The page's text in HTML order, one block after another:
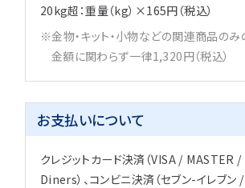
20kg超：重量（kg）×165円（税込）
金物・キット・小物などの関連商品のみ
金額に関わらず一律1,320円（税込）
お支払いについて
クレジットカード決済（VISA / MASTER
Diners）、コンビニ決済（セブン-イレブン